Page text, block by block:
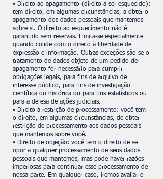
• Direito ao apagamento (direito a ser esquecido):
tem direito, em algumas circunstâncias, a obter o
apagamento dos dados pessoais que mantemos
sobre si. O direito ao esquecimento não é
garantido sem reservas. Limita-se especialmente
quando colide com o direito à liberdade de
expressão e informação. Outras exceções são se o
tratamento de dados objeto de um pedido de
apagamento for necessário para cumprir
obrigações legais, para fins de arquivo de
interesse público, para fins de investigação
científica ou histórica ou para fins estatísticos ou
para a defesa de ações judiciais.
• Direito à restrição de processamento: você tem
o direito, em algumas circunstâncias, de obter
restrição de processamento aos dados pessoais
que mantemos sobre você.
• Direito de objeção: você tem o direito de se
opor a qualquer processamento de seus dados
pessoais que mantemos, mas pode haver razões
imperiosas para continuar esse processamento de
nossa parte. Em qualquer caso, iremos avaliar o